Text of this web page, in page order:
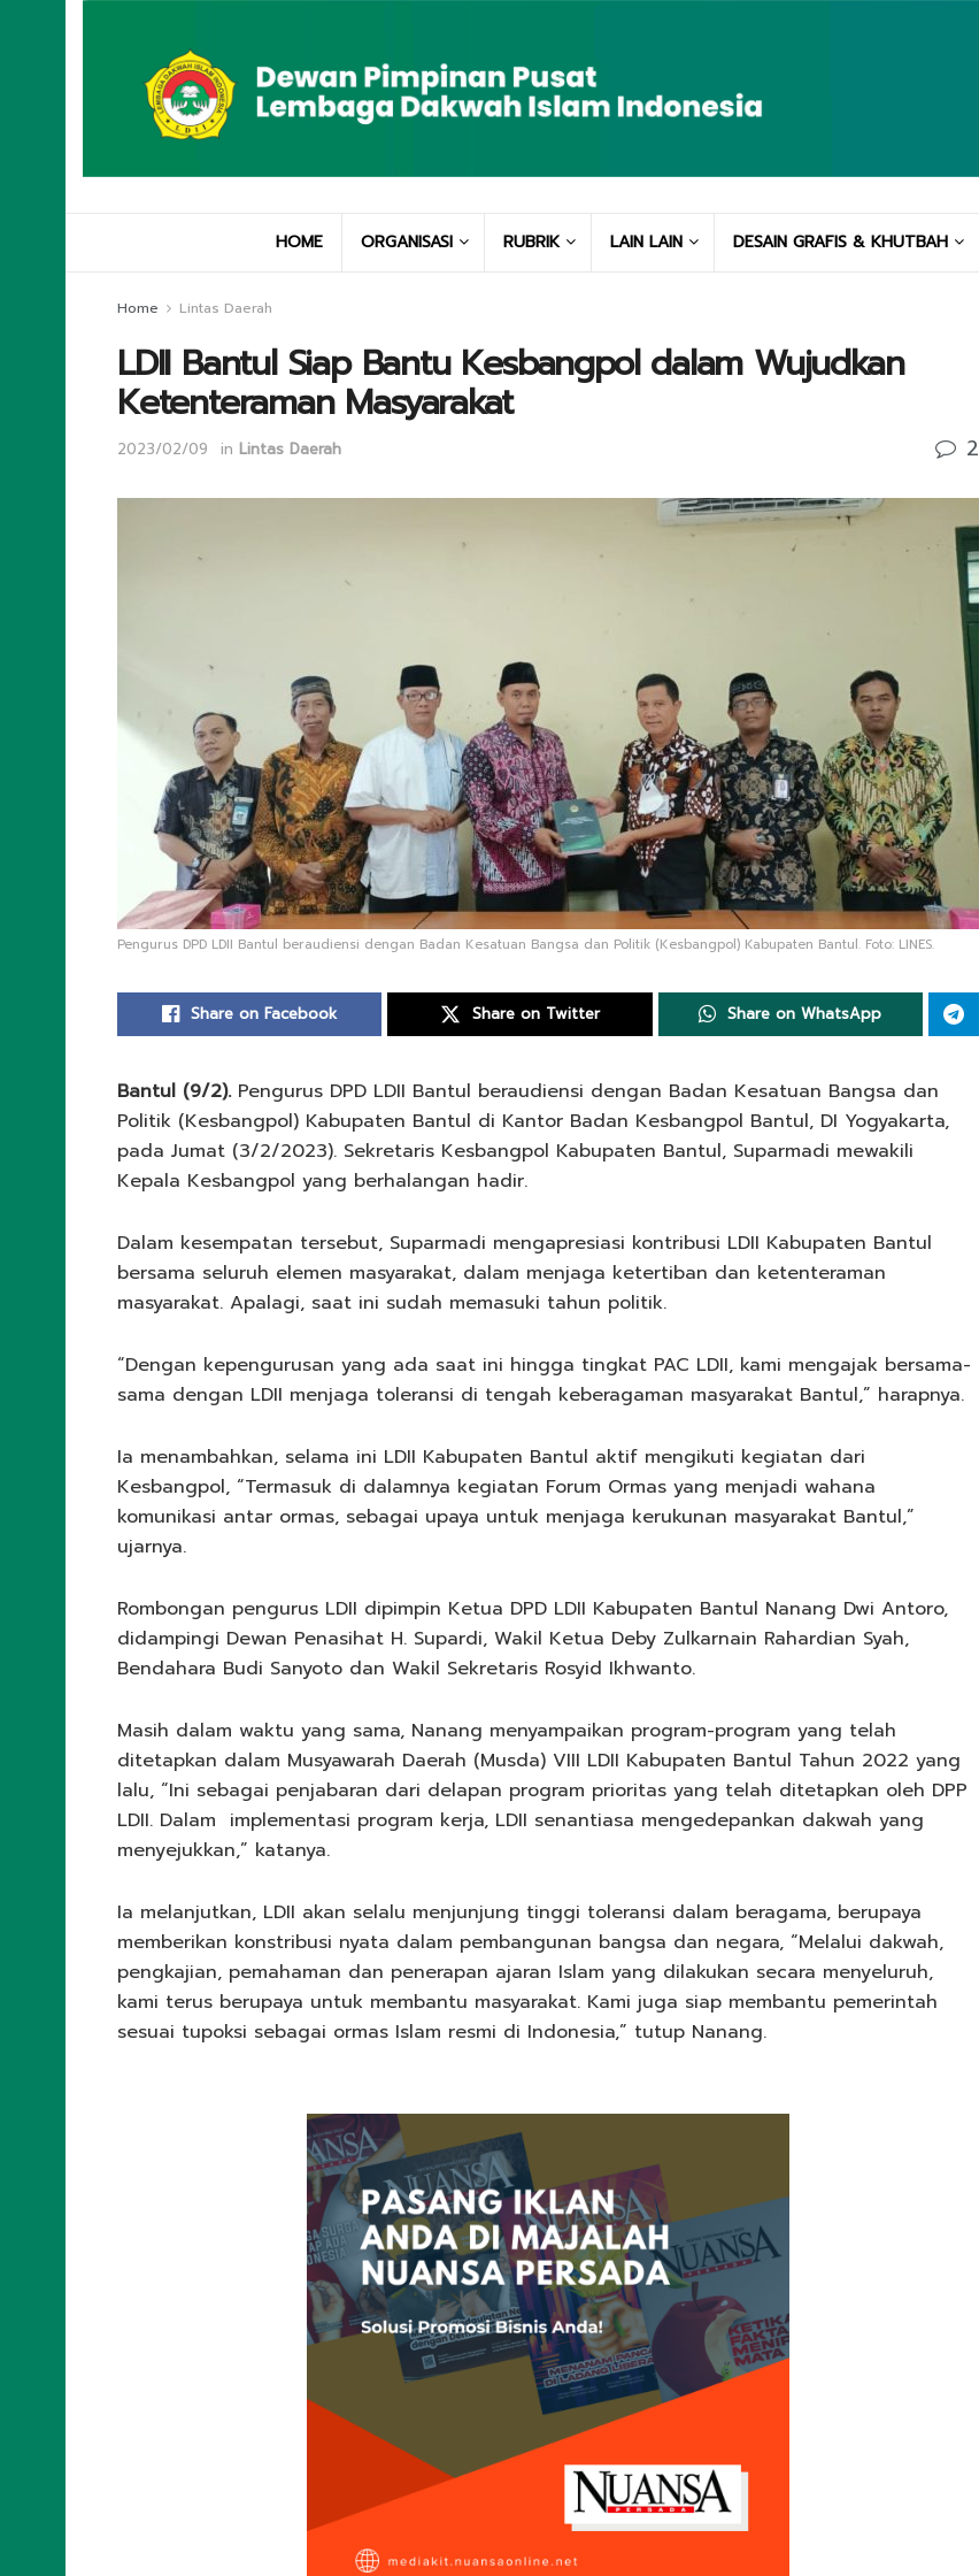
HOME ORGANISASI RUBRIK LAIN LAIN DESAIN GRAFIS & KHUTBAH
Home Lintas Daerah
LDII Bantul Siap Bantu Kesbangpol dalam Wujudkan
Ketenteraman Masyarakat
2023/02/09 in Lintas Daerah 2
Pengurus DPD LDII Bantul beraudiensi dengan Badan Kesatuan Bangsa dan Politik (Kesbangpol) Kabupaten Bantul. Foto: LINES.
Share on Facebook Share on Twitter Share on WhatsApp
Bantul (9/2).Pengurus DPD LDII Bantul beraudiensi dengan Badan Kesatuan Bangsa dan
Politik (Kesbangpol) Kabupaten Bantul di Kantor Badan Kesbangpol Bantul, DI Yogyakarta,
pada Jumat (3/2/2023). Sekretaris Kesbangpol Kabupaten Bantul, Suparmadi mewakili
Kepala Kesbangpol yang berhalangan hadir.
Dalam kesempatan tersebut, Suparmadi mengapresiasi kontribusi LDII Kabupaten Bantul
bersama seluruh elemen masyarakat, dalam menjaga ketertiban dan ketenteraman
masyarakat. Apalagi, saat ini sudah memasuki tahun politik.
“Dengan kepengurusan yang ada saat ini hingga tingkat PAC LDII, kami mengajak bersama-
sama dengan LDII menjaga toleransi di tengah keberagaman masyarakat Bantul,” harapnya.
Ia menambahkan, selama ini LDII Kabupaten Bantul aktif mengikuti kegiatan dari
Kesbangpol, “Termasuk di dalamnya kegiatan Forum Ormas yang menjadi wahana
komunikasi antar ormas, sebagai upaya untuk menjaga kerukunan masyarakat Bantul,”
ujarnya.
Rombongan pengurus LDII dipimpin Ketua DPD LDII Kabupaten Bantul Nanang Dwi Antoro,
didampingi Dewan Penasihat H. Supardi, Wakil Ketua Deby Zulkarnain Rahardian Syah,
Bendahara Budi Sanyoto dan Wakil Sekretaris Rosyid Ikhwanto.
Masih dalam waktu yang sama, Nanang menyampaikan program-program yang telah
ditetapkan dalam Musyawarah Daerah (Musda) VIII LDII Kabupaten Bantul Tahun 2022 yang
lalu, “Ini sebagai penjabaran dari delapan program prioritas yang telah ditetapkan oleh DPP
LDII. Dalam implementasi program kerja, LDII senantiasa mengedepankan dakwah yang
menyejukkan,” katanya.
Ia melanjutkan, LDII akan selalu menjunjung tinggi toleransi dalam beragama, berupaya
memberikan konstribusi nyata dalam pembangunan bangsa dan negara, “Melalui dakwah,
pengkajian, pemahaman dan penerapan ajaran Islam yang dilakukan secara menyeluruh,
kami terus berupaya untuk membantu masyarakat. Kami juga siap membantu pemerintah
sesuai tupoksi sebagai ormas Islam resmi di Indonesia,” tutup Nanang.